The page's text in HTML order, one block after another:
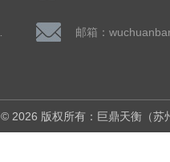
© 2026 版权所有：巨鼎天衡（